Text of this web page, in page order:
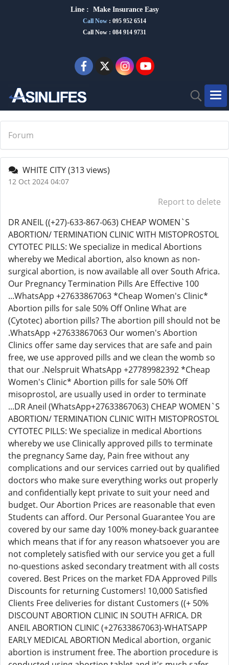
Line : Make Insurance Easy
Call Now : 095 952 6514
Call Now : 084 914 9731
Forum
WHITE CITY(313 views)
12 Oct 2024 04:07
Report to delete
DR ANEIL ((+27)-633-867-063) CHEAP WOMEN`S
ABORTION/ TERMINATION CLINIC WITH MISTOPROSTOL
CYTOTEC PILLS: We specialize in medical Abortions
whereby we Medical abortion, also known as non-
surgical abortion, is now available all over South Africa.
Our Pregnancy Termination Pills Are Effective 100
...WhatsApp +27633867063 *Cheap Women's Clinic*
Abortion pills for sale 50% Off Online What are
(Cytotec) abortion pills? The abortion pill should not be
.WhatsApp +27633867063 Our women's Abortion
Clinics offer same day services that are safe and pain
free, we use approved pills and we clean the womb so
that our .Nelspruit WhatsApp +27789982392 *Cheap
Women's Clinic* Abortion pills for sale 50% Off
misoprostol, are usually used in order to terminate
...DR Aneil (WhatsApp+27633867063) CHEAP WOMEN`S
ABORTION/ TERMINATION CLINIC WITH MISTOPROSTOL
CYTOTEC PILLS: We specialize in medical Abortions
whereby we use Clinically approved pills to terminate
the pregnancy Same day, Pain free without any
complications and our services carried out by qualified
doctors who make sure everything works out properly
and confidentially kept private to suit your need and
budget. Our Abortion Prices are reasonable that even
Students can afford. Our Personal Guarantee You are
covered by our same day 100% money-back guarantee
which means that if for any reason whatsoever you are
not completely satisfied with our service you get a full
no-questions asked secondary treatment with all costs
covered. Best Prices on the market FDA Approved Pills
Discounts for returning Customers! 10,000 Satisfied
Clients Free deliveries for distant Customers ((+ 50%
DISCOUNT ABORTION CLINIC IN SOUTH AFRICA. DR
ANEIL ABORTION CLINIC (+27633867063)-WHATSAPP
EARLY MEDICAL ABORTION Medical abortion, organic
abortion is instrument free. The abortion procedure is